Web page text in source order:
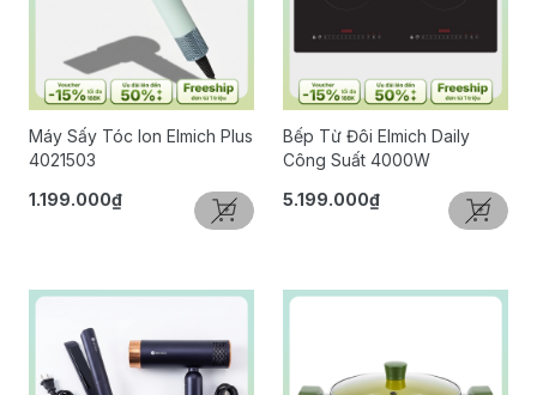
Máy Sấy Tóc Ion Elmich Plus
4021503
1.199.000₫
Bếp Từ Đôi Elmich Daily
Công Suất 4000W
5.199.000₫